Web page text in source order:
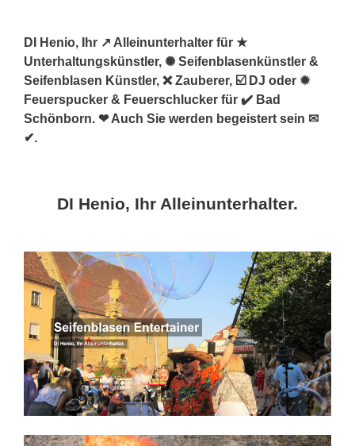
DI Henio, Ihr ↗️ Alleinunterhalter für ★
Unterhaltungskünstler, ✺ Seifenblasenkünstler &
Seifenblasen Künstler, ❌ Zauberer, ☑️ DJ oder ✹
Feuerspucker & Feuerschlucker für ✔️ Bad
Schönborn. ❤ Auch Sie werden begeistert sein ✉
✔.
DI Henio, Ihr Alleinunterhalter.